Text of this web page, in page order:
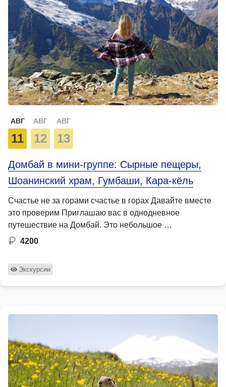
АВГ
11
АВГ
12
АВГ
13
Домбай в мини-группе: Сырные пещеры,
Шоанинский храм, Гумбаши, Кара-кёль
Счастье не за горами счастье в горах Давайте вместе
это проверим Приглашаю вас в однодневное
путешествие на Домбай. Это небольшое …
4200
Экскурсии